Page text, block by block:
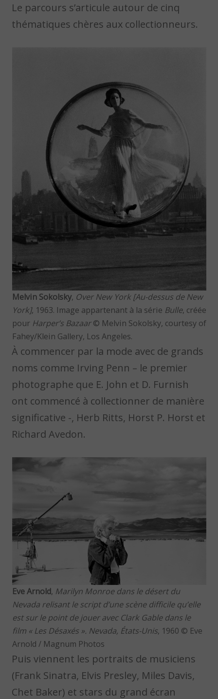
Le parcours s’articule autour de cinq
thématiques chères aux collectionneurs.
Melvin Sokolsky, Over New York [Au-dessus de New
York], 1963. Image appartenant à la série Bulle, créée
pour Harper’s Bazaar© Melvin Sokolsky, courtesy of
Fahey/Klein Gallery, Los Angeles.
À commencer par la mode avec de grands
noms comme Irving Penn – le premier
photographe que E. John et D. Furnish
ont commencé à collectionner de manière
significative -, Herb Ritts, Horst P. Horst et
Richard Avedon.
Eve Arnold, Marilyn Monroe dans le désert du
Nevada relisant le script d’une scène difficile qu’elle
est sur le point de jouer avec Clark Gable dans le
film « Les Désaxés ». Nevada, États-Unis, 1960 © Eve
Arnold / Magnum Photos
Puis viennent les portraits de musiciens
(Frank Sinatra, Elvis Presley, Miles Davis,
Chet Baker) et stars du grand écran